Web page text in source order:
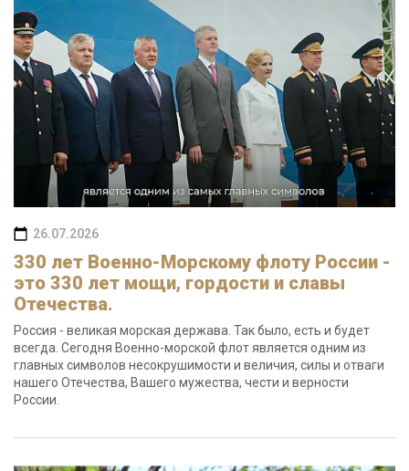
26.07.2026
330 лет Военно-Морскому флоту России -
это 330 лет мощи, гордости и славы
Отечества.
Россия - великая морская держава. Так было, есть и будет
всегда. Сегодня Военно-морской флот является одним из
главных символов несокрушимости и величия, силы и отваги
нашего Отечества, Вашего мужества, чести и верности
России.